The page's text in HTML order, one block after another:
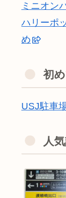
ミニオン
ハリーポ
め
初
USJ駐車
人